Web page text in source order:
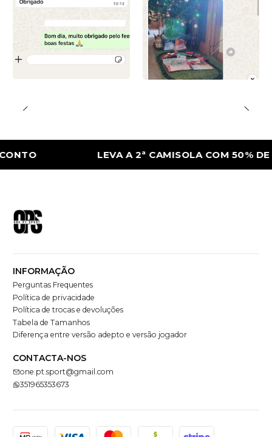
LEVA A 2ª CAMISOLA COM 50% DE
INFORMAÇÃO
Perguntas Frequentes
Política de privacidade
Política de trocas e devoluções
Tabela de Tamanhos
Diferença entre versão adepto e versão jogador
CONTACTA-NOS
one.pt.sport@gmail.com
351965353673